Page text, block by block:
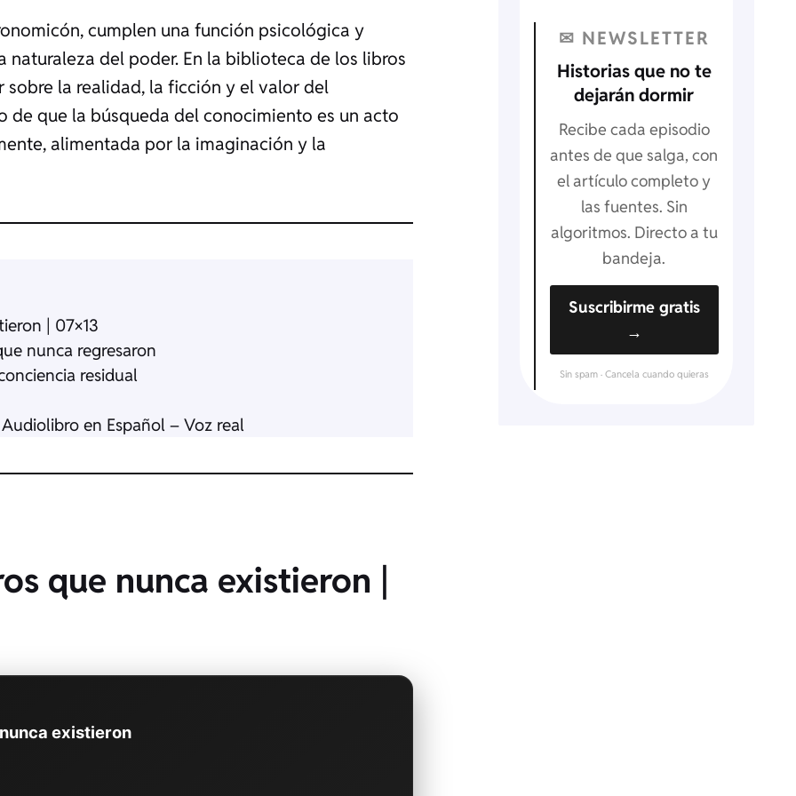
cumplen una función psicológica y
del poder. En la biblioteca de los libros
la realidad, la ficción y el valor del
que la búsqueda del conocimiento es un acto
alimentada por la imaginación y la
| 07×13
nunca regresaron
residual
en Español – Voz real
que nunca existieron |
existieron
✉ NEWSLETTER
Historias que no te
dejarán dormir
Recibe cada episodio
antes de que salga, con
el artículo completo y
las fuentes. Sin
algoritmos. Directo a tu
bandeja.
Suscribirme gratis
→
Sin spam · Cancela cuando quieras